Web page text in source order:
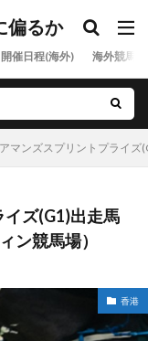
偏るか
開催日程(海外) 海外競馬
マンズスプリントプライ
ズ(G1)出走馬
ン競馬場）
香港